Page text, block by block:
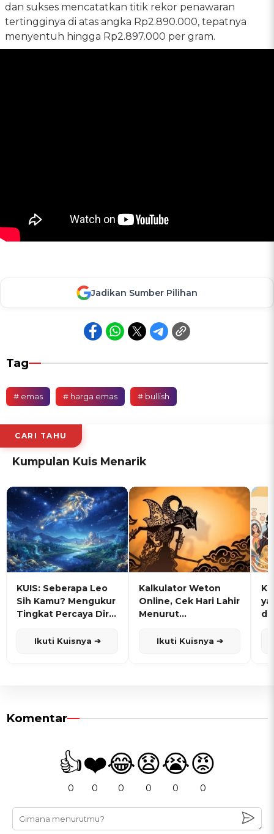
dan sukses mencatatkan titik rekor penawaran
tertingginya di atas angka Rp2.890.000, tepatnya
menyentuh hingga Rp2.897.000 per gram.
Jadikan Sumber Pilihan
Tag
# emas # harga emas # bullish
CARI TAHU
Kumpulan Kuis Menarik
KUIS: Seberapa Leo
Sih Kamu? Mengukur
Tingkat Percaya Diri
Ikuti Kuisnya ➔
Kalkulator Weton
Online, Cek Hari Lahir
Menurut
Ikuti Kuisnya ➔
Komentar
👍
0
❤️
0
😂
0
😧
0
😭
0
😡
0